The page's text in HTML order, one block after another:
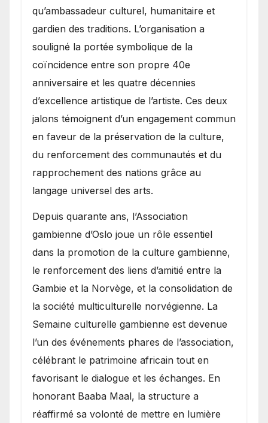
qu’ambassadeur culturel, humanitaire et
gardien des traditions. L’organisation a
souligné la portée symbolique de la
coïncidence entre son propre 40e
anniversaire et les quatre décennies
d’excellence artistique de l’artiste. Ces deux
jalons témoignent d’un engagement commun
en faveur de la préservation de la culture,
du renforcement des communautés et du
rapprochement des nations grâce au
langage universel des arts.
​Depuis quarante ans, l’Association
gambienne d’Oslo joue un rôle essentiel
dans la promotion de la culture gambienne,
le renforcement des liens d’amitié entre la
Gambie et la Norvège, et la consolidation de
la société multiculturelle norvégienne. La
Semaine culturelle gambienne est devenue
l’un des événements phares de l’association,
célébrant le patrimoine africain tout en
favorisant le dialogue et les échanges. En
honorant Baaba Maal, la structure a
réaffirmé sa volonté de mettre en lumière